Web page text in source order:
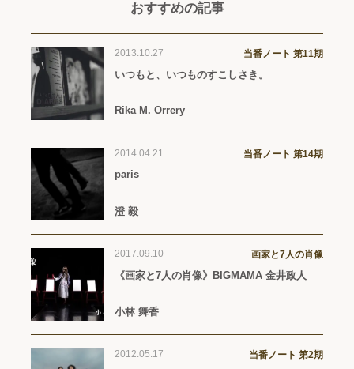
おすすめの記事
2013.10.27 当番ノート 第11期
いつもと、いつものすこしさき。
Rika M. Orrery
2014.04.21 当番ノート 第14期
paris
澄 毅
2017.09.10 画家と7人の肖像
《画家と7人の肖像》BIGMAMA 金井政人
小林 舞香
2012.05.17 当番ノート 第2期